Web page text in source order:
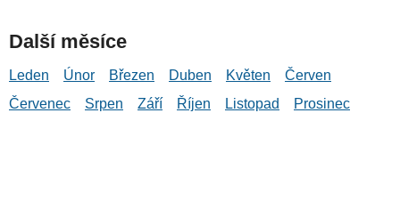
Další měsíce
Leden Únor Březen Duben Květen
Červen
Červenec
Srpen Září Říjen Listopad Prosinec